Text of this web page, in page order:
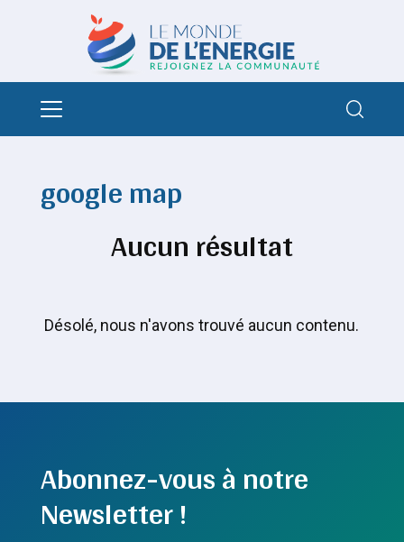
google map
Aucun résultat
Désolé, nous n'avons trouvé aucun contenu.
Abonnez-vous à notre
Newsletter !